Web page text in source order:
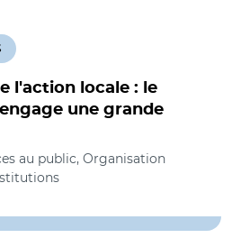
l'action locale : le
une grande
au public, Organisation